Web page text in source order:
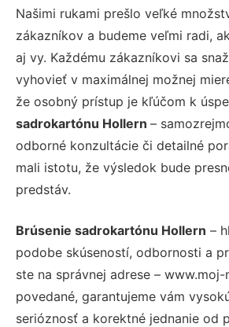
Našimi rukami prešlo veľké
zákazníkov a budeme veľmi radi,
aj vy. Každému zákazníkovi sa
vyhovieť v maximálnej možnej
že osobný prístup je kľúčom k
sadrokartónu Hollern –
odborné konzultácie či detailné
mali istotu, že výsledok bude
predstáv.
Brúsenie sadrokartónu Hollern –
podobe skúseností, odbornosti a
ste na správnej adrese – www.moj-
povedané, garantujeme vám
serióznosť a korektné jednanie od